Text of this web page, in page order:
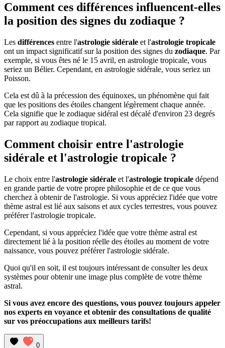
Comment ces différences influencent-elles
la position des signes du zodiaque ?
Les différences entre l'astrologie sidérale et l'astrologie tropicale
ont un impact significatif sur la position des signes du zodiaque. Par
exemple, si vous êtes né le 15 avril, en astrologie tropicale, vous
seriez un Bélier. Cependant, en astrologie sidérale, vous seriez un
Poisson.
Cela est dû à la précession des équinoxes, un phénomène qui fait
que les positions des étoiles changent légèrement chaque année.
Cela signifie que le zodiaque sidéral est décalé d'environ 23 degrés
par rapport au zodiaque tropical.
Comment choisir entre l'astrologie
sidérale et l'astrologie tropicale ?
Le choix entre l'astrologie sidérale et l'astrologie tropicale dépend
en grande partie de votre propre philosophie et de ce que vous
cherchez à obtenir de l'astrologie. Si vous appréciez l'idée que votre
thème astral est lié aux saisons et aux cycles terrestres, vous pouvez
préférer l'astrologie tropicale.
Cependant, si vous appréciez l'idée que votre thème astral est
directement lié à la position réelle des étoiles au moment de votre
naissance, vous pouvez préférer l'astrologie sidérale.
Quoi qu'il en soit, il est toujours intéressant de consulter les deux
systèmes pour obtenir une image plus complète de votre thème
astral.
Si vous avez encore des questions, vous pouvez toujours appeler
nos experts en voyance et obtenir des consultations de qualité
sur vos préoccupations aux meilleurs tarifs!
0